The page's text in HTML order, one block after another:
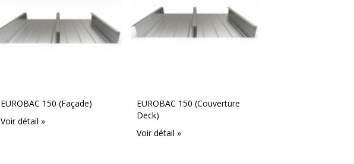
EUROBAC 150 (Façade)
Voir détail »
EUROBAC 150 (Couverture
Deck)
Voir détail »